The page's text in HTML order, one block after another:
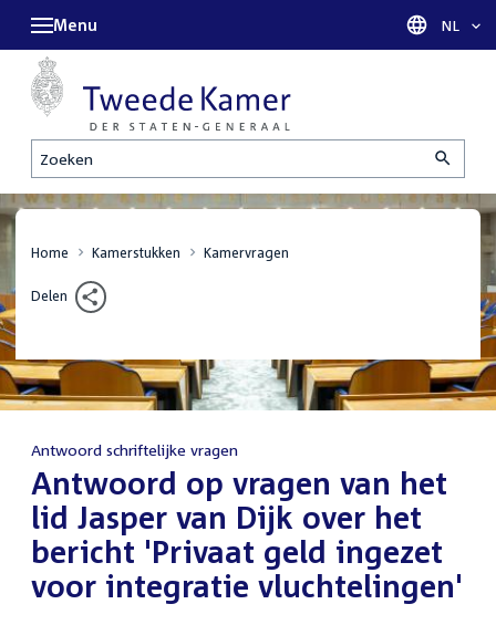
Zoeken
Menu Taal
NL
Home Kamerstukken Kamervragen
Delen
Antwoord schriftelijke vragen
Antwoord op vragen van het
lid Jasper van Dijk over het
bericht 'Privaat geld ingezet
voor integratie vluchtelingen'